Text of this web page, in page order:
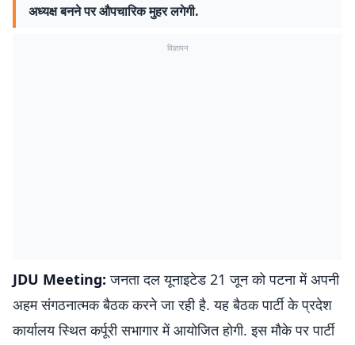
अध्यक्ष बनने पर औपचारिक मुहर लगेगी.
विज्ञापन
JDU Meeting: जनता दल यूनाइटेड 21 जून को पटना में अपनी
अहम संगठनात्मक बैठक करने जा रही है. यह बैठक पार्टी के प्रदेश
कार्यालय स्थित कर्पूरी सभागार में आयोजित होगी. इस मौके पर पार्टी